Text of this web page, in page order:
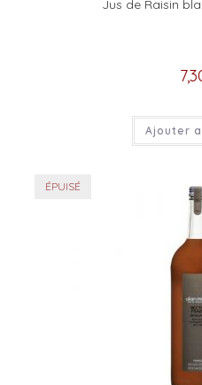
Jus de Raisin
Ajouter
ÉPUISÉ